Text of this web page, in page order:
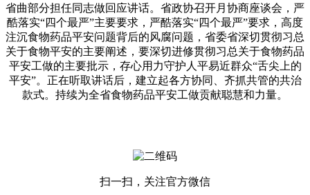
省曲部分担任同志做回应讲话。省政协召开月协商座谈会，严
酷落实“四个最严”主要要求，严酷落实“四个最严”要求，高度
注沉食物药品平安问题背后的风腐问题，省委省深切贯彻习总
关于食物平安的主要阐述，要深切进修贯彻习总关于食物药品
平安工做的主要批示，存心用力守护人平易近群众“舌尖上的
平安”。正在听取讲话后，建立起各方协同、齐抓共管的共治
款式。持续为全省食物药品平安工做贡献聪慧和力量。
扫一扫，关注官方微信